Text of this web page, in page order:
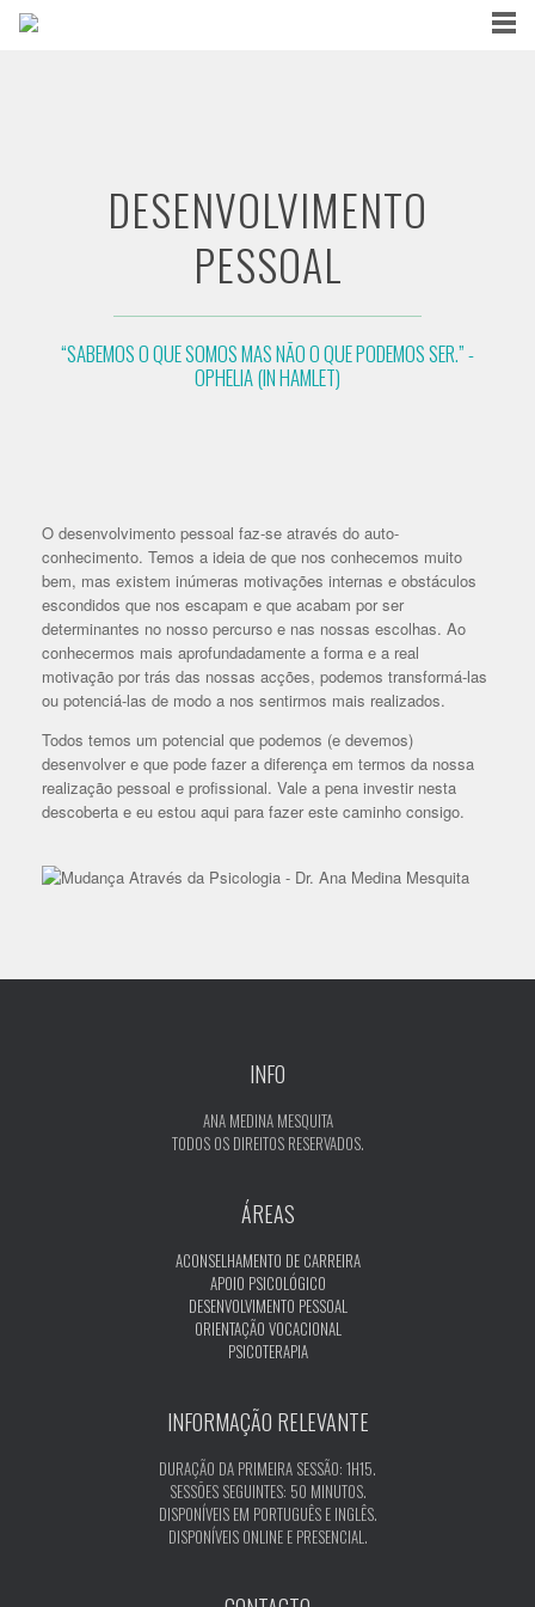
DESENVOLVIMENTO
PESSOAL
“SABEMOS O QUE SOMOS MAS NÃO O QUE PODEMOS SER.” -
OPHELIA (IN HAMLET)
O desenvolvimento pessoal faz-se através do auto-
conhecimento. Temos a ideia de que nos conhecemos muito
bem, mas existem inúmeras motivações internas e obstáculos
escondidos que nos escapam e que acabam por ser
determinantes no nosso percurso e nas nossas escolhas. Ao
conhecermos mais aprofundadamente a forma e a real
motivação por trás das nossas acções, podemos transformá-las
ou potenciá-las de modo a nos sentirmos mais realizados.
Todos temos um potencial que podemos (e devemos)
desenvolver e que pode fazer a diferença em termos da nossa
realização pessoal e profissional. Vale a pena investir nesta
descoberta e eu estou aqui para fazer este caminho consigo.
INFO
ANA MEDINA MESQUITA
TODOS OS DIREITOS RESERVADOS.
ÁREAS
ACONSELHAMENTO DE CARREIRA
APOIO PSICOLÓGICO
DESENVOLVIMENTO PESSOAL
ORIENTAÇÃO VOCACIONAL
PSICOTERAPIA
INFORMAÇÃO RELEVANTE
DURAÇÃO DA PRIMEIRA SESSÃO: 1H15.
SESSÕES SEGUINTES: 50 MINUTOS.
DISPONÍVEIS EM PORTUGUÊS E INGLÊS.
DISPONÍVEIS ONLINE E PRESENCIAL.